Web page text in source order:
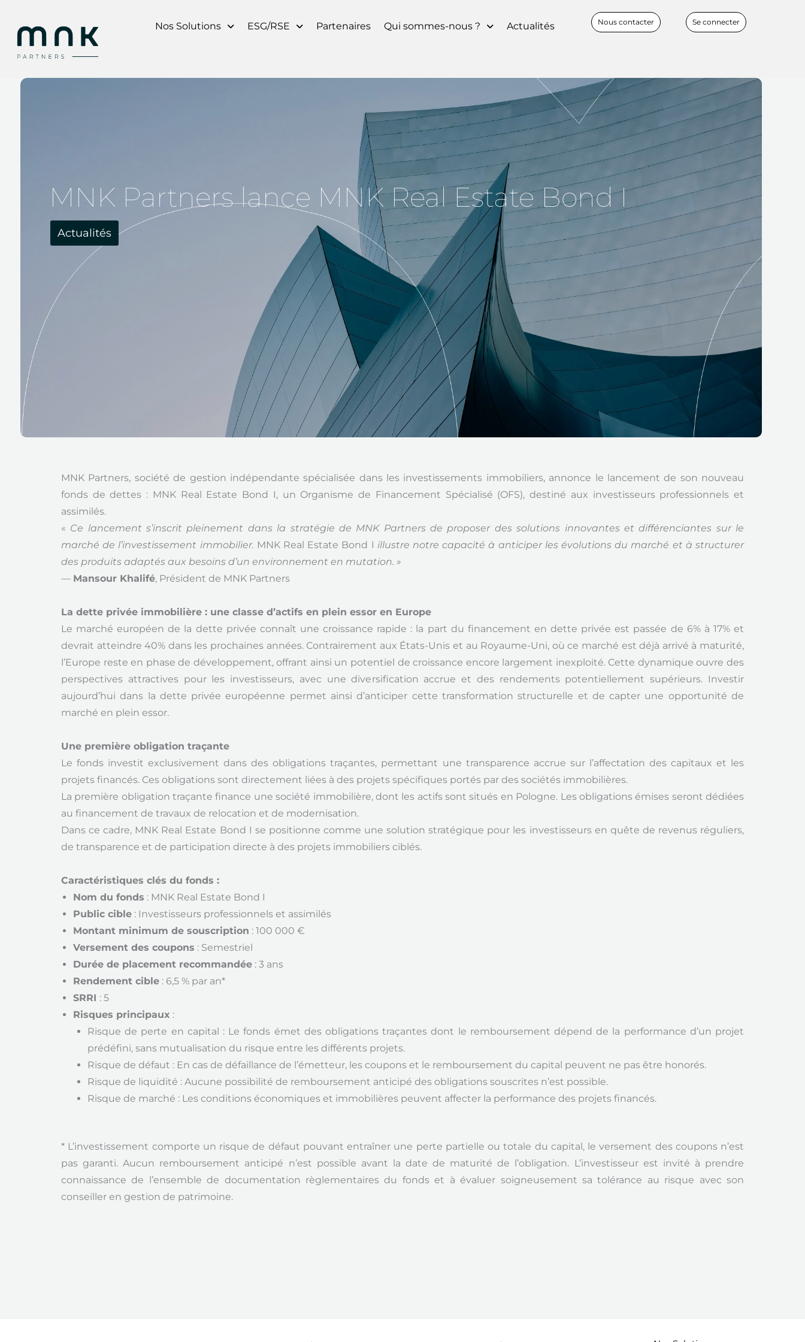
Nos Solutions ESG/RSE Partenaires Qui sommes-nous ? Actualités Nous contacter Se connecter
MNK Partners lance MNK Real Estate Bond I
Actualités
MNK Partners, société de gestion indépendante spécialisée dans les investissements immobiliers, annonce le lancement de son nouveau
fonds de dettes : MNK Real Estate Bond I, un Organisme de Financement Spécialisé (OFS), destiné aux investisseurs professionnels et
assimilés.
« Ce lancement s’inscrit pleinement dans la stratégie de MNK Partners de proposer des solutions innovantes et différenciantes sur le
marché de l’investissement immobilier. MNK Real Estate Bond I illustre notre capacité à anticiper les évolutions du marché et à structurer
des produits adaptés aux besoins d’un environnement en mutation. »
— Mansour Khalifé, Président de MNK Partners
La dette privée immobilière : une classe d’actifs en plein essor en Europe
Le marché européen de la dette privée connaît une croissance rapide : la part du financement en dette privée est passée de 6% à 17% et
devrait atteindre 40% dans les prochaines années. Contrairement aux États-Unis et au Royaume-Uni, où ce marché est déjà arrivé à maturité,
l’Europe reste en phase de développement, offrant ainsi un potentiel de croissance encore largement inexploité. Cette dynamique ouvre des
perspectives attractives pour les investisseurs, avec une diversification accrue et des rendements potentiellement supérieurs. Investir
aujourd’hui dans la dette privée européenne permet ainsi d’anticiper cette transformation structurelle et de capter une opportunité de
marché en plein essor.
Une première obligation traçante
Le fonds investit exclusivement dans des obligations traçantes, permettant une transparence accrue sur l’affectation des capitaux et les
projets financés. Ces obligations sont directement liées à des projets spécifiques portés par des sociétés immobilières.
La première obligation traçante finance une société immobilière, dont les actifs sont situés en Pologne. Les obligations émises seront dédiées
au financement de travaux de relocation et de modernisation.
Dans ce cadre, MNK Real Estate Bond I se positionne comme une solution stratégique pour les investisseurs en quête de revenus réguliers,
de transparence et de participation directe à des projets immobiliers ciblés.
Caractéristiques clés du fonds :
Nom du fonds : MNK Real Estate Bond I
Public cible : Investisseurs professionnels et assimilés
Montant minimum de souscription : 100 000 €
Versement des coupons : Semestriel
Durée de placement recommandée : 3 ans
Rendement cible : 6,5 % par an*
SRRI : 5
Risques principaux :
Risque de perte en capital : Le fonds émet des obligations traçantes dont le remboursement dépend de la performance d’un projet
prédéfini, sans mutualisation du risque entre les différents projets.
Risque de défaut : En cas de défaillance de l’émetteur, les coupons et le remboursement du capital peuvent ne pas être honorés.
Risque de liquidité : Aucune possibilité de remboursement anticipé des obligations souscrites n’est possible.
Risque de marché : Les conditions économiques et immobilières peuvent affecter la performance des projets financés.
* L’investissement comporte un risque de défaut pouvant entraîner une perte partielle ou totale du capital, le versement des coupons n’est
pas garanti.Aucun remboursement anticipé n’est possible avant la date de maturité de l’obligation. L’investisseur est invité à prendre
connaissance de l’ensemble de documentation règlementaires du fonds et à évaluer soigneusement sa tolérance au risque avec son
conseiller en gestion de patrimoine.